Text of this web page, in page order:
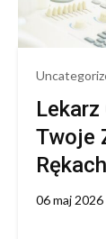
Twoje
Rękach
06 maj 2026